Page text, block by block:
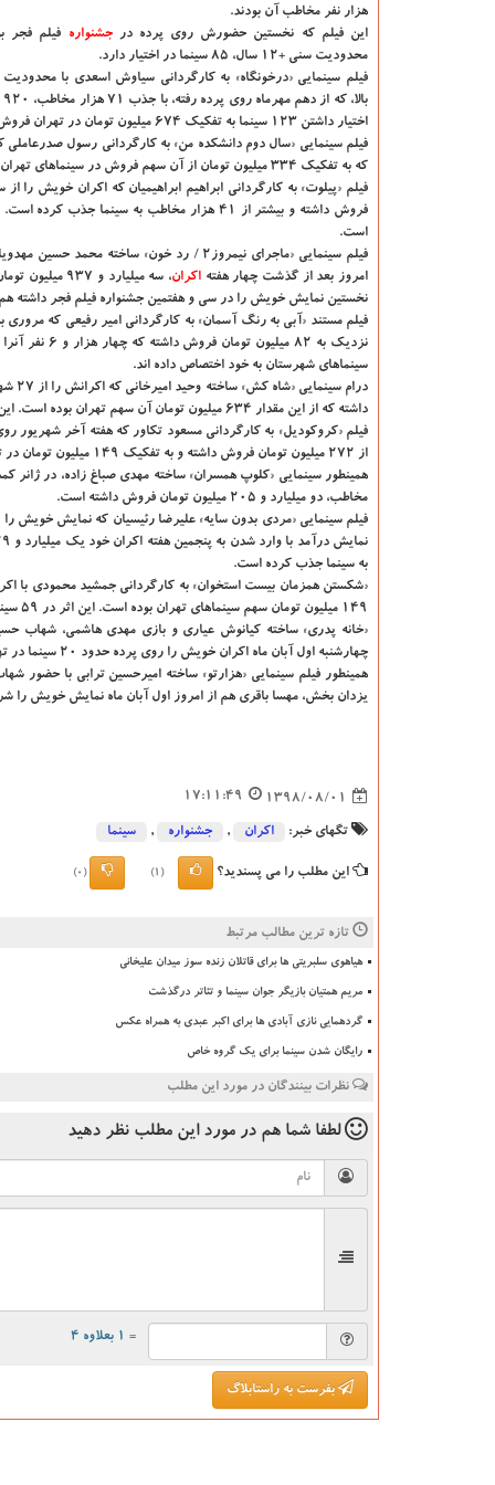
هزار نفر مخاطب آن بودند.
این فیلم كه نخستین حضورش روی پرده درجشنواره فیلم فجر
محدودیت سنی +۱۲ سال، 85 سینما در اختیار دارد.
اختیار داشتن 123 سینما به تفكیك 674 میلیون تومان در تهران فروش داشته است.
كه به تفكیك 334 میلیون تومان از آن سهم فروش در سینماهای تهران بوده است. این اثر هم اكنون در 112 سینما نمایش دارد.
است.
امروز بعد از گذشت چهار هفته اكران
نخستین نمایش خویش را در سی و هفتمین جشنواره فیلم فجر داشته هم اكنون 335 هزار مخاطب را به سینما جذب كرده و در 189 سینما در تهران و
فیلم مستند «آبی به رنگ آسمان» به كارگردانی امیر رفیعی كه
سینماهای شهرستان به خود اختصاص داده اند.
داشته كه از این مقدار 634 میلیون تومان آن سهم تهران بوده است. این فیلم تا امروز 80 هزار مخاطب داشته و در 122 سینما اكران داشته است.
از 272 میلیون تومان فروش داشته و به تفكیك 149 میلیون تومان در تهران فروش داشته كه در مجموع 24 هزار نفر مخاطب این فیلم بوده اند.
مخاطب، دو میلیارد و 205 میلیون تومان فروش داشته است.
به سینما جذب كرده است.
149 میلیون تومان سهم سینماهای تهران بوده است. این اثر در 59 سینما در تهران و شهرستان نمایش دارد.
«خانه پدری» ساخته كیانوش عیاری و بازی مهدی هاشمی، شهاب
چهارشنبه اول آبان ماه اكران خویش را روی پرده حدود 20 سینما در تهران شروع كرده است.
همینطور فیلم سینمایی «هزارتو» ساخته امیرحسین ترابی با حضور
یزدان بخش، مهسا باقری هم از امروز اول آبان ماه نمایش خویش را
1398/08/01
17:11:49
تگهای خبر: اكران , جشنواره , سینما
این مطلب را می پسندید؟ (1)
(0)
تازه ترین مطالب مرتبط
هیاهوی سلبریتی ها برای قاتلان زنده سوز میدان علیخانی
مریم همتیان بازیگر جوان سینما و تئاتر درگذشت
گردهمایی نازی آبادی ها برای اکبر عبدی به همراه عکس
رایگان شدن سینما برای یک گروه خاص
نظرات بینندگان در مورد این مطلب
لطفا شما هم در مورد این مطلب نظر دهید
= ۱ بعلاوه ۴
بفرست به راستابلاگ